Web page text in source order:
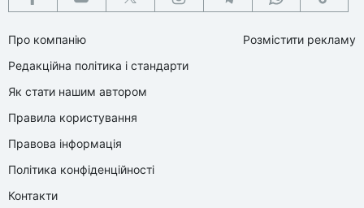
Про компанію
Редакційна політика і стандарти
Як стати нашим автором
Правила користування
Правова інформація
Політика конфіденційності
Контакти
Розмістити рекламу